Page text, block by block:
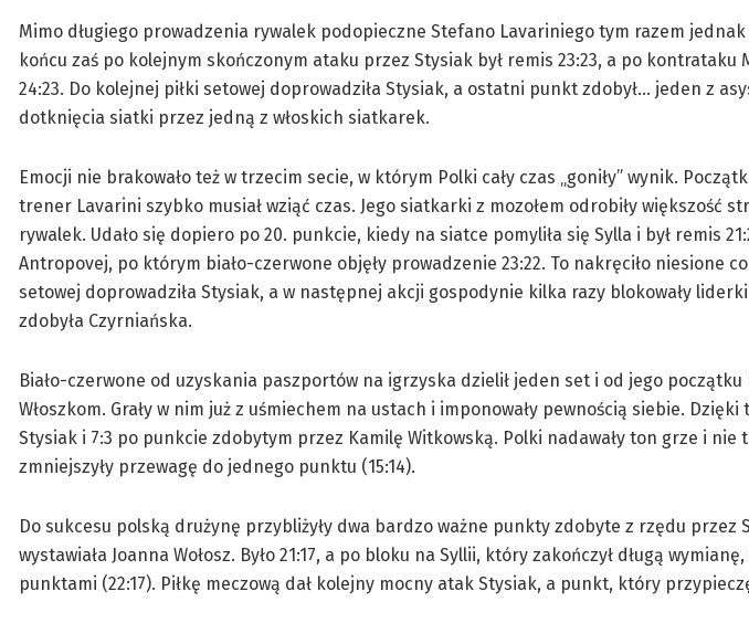
Mimo długiego prowadzenia rywalek podopieczne Stefano Lavariniego tym razem jednak
końcu zaś po kolejnym skończonym ataku przez Stysiak był remis 23:23, a po kontrataku
24:23. Do kolejnej piłki setowej doprowadziła Stysiak, a ostatni punkt zdobył… jeden z
dotknięcia siatki przez jedną z włoskich siatkarek.
Emocji nie brakowało też w trzecim secie, w którym Polki cały czas „goniły” wynik.
trener Lavarini szybko musiał wziąć czas. Jego siatkarki z mozołem odrobiły większość
rywalek. Udało się dopiero po 20. punkcie, kiedy na siatce pomyliła się Sylla i był remis
Antropovej, po którym biało-czerwone objęły prowadzenie 23:22. To nakręciło niesione
setowej doprowadziła Stysiak, a w następnej akcji gospodynie kilka razy blokowały
zdobyła Czyrniańska.
Biało-czerwone od uzyskania paszportów na igrzyska dzielił jeden set i od jego
Włoszkom. Grały w nim już z uśmiechem na ustach i imponowały pewnością siebie.
Stysiak i 7:3 po punkcie zdobytym przez Kamilę Witkowską. Polki nadawały ton grze i nie
zmniejszyły przewagę do jednego punktu (15:14).
Do sukcesu polską drużynę przybliżyły dwa bardzo ważne punkty zdobyte z rzędu
wystawiała Joanna Wołosz. Było 21:17, a po bloku na Syllii, który zakończył długą
punktami (22:17). Piłkę meczową dał kolejny mocny atak Stysiak, a punkt, który